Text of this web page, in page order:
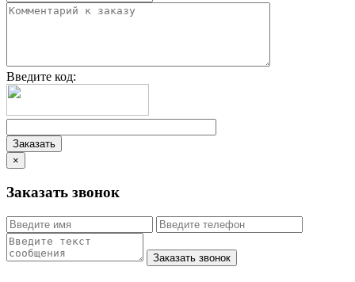
Введите код:
×
Заказать звонок